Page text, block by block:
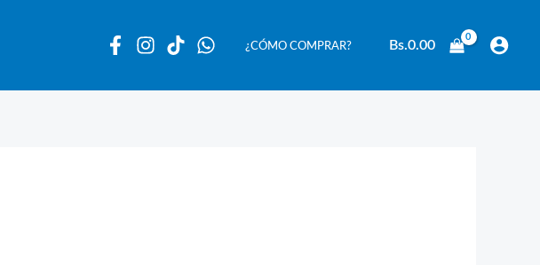
¿CÓMO COMPRAR? Bs.0.00